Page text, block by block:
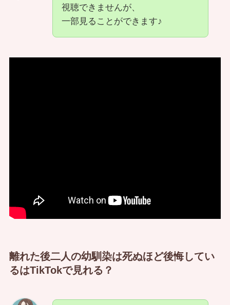
視聴できませんが、
一部見ることができます♪
離れた後二人の幼馴染は死ぬほど後悔してい
るはTikTokで見れる？